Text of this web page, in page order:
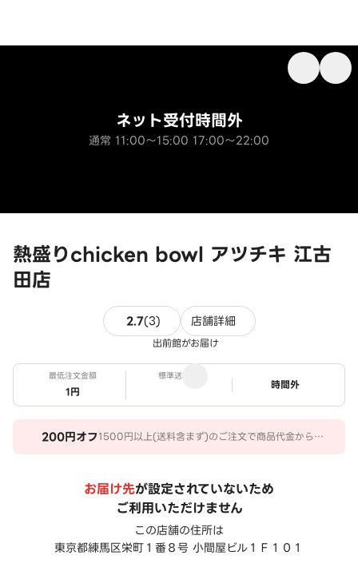
熱盛りchicken bowl アツチキ 江古
田店
ネット受付時間外
通常 11:00～15:00 17:00～22:00
2.7(3)3件のレビュー
店舗詳細
出前館がお届け
最低注文金額
1円
標準送料
ステータス
時間外
200円オフ1500円以上(送料含まず)のご注文で商品代金から
お届け先が設定されていないため
ご利用いただけません
この店舗の住所は
東京都練馬区栄町１番８号 小間屋ビル１Ｆ１０１